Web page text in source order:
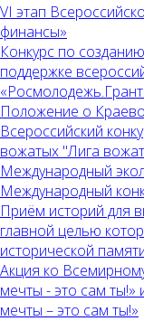
VI этап
финансы»
Конкурс по
поддержке
Положение о
Всероссийский
вожатых "Лига
Международный
Международный
Приём историй для
главной целью
исторической
Акция ко
мечты - это сам ты!»
мечты – это сам ты!»